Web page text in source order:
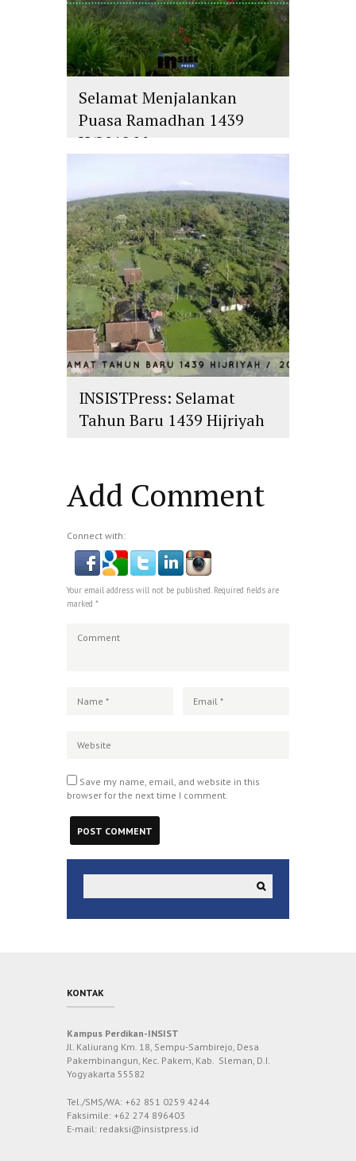
Selamat Menjalankan
Puasa Ramadhan 1439
H/2018 M
INSISTPress: Selamat
Tahun Baru 1439 Hijriyah
Add Comment
Connect with:
Your email address will not be published. Required fields are
marked *
Save my name, email, and website in this
browser for the next time I comment.
KONTAK
Kampus Perdikan-INSIST
Jl. Kaliurang Km. 18, Sempu-Sambirejo, Desa
Pakembinangun, Kec. Pakem, Kab. Sleman, D.I.
Yogyakarta 55582
Tel./SMS/WA: +62 851 0259 4244
Faksimile: +62 274 896403
E-mail: redaksi@insistpress.id